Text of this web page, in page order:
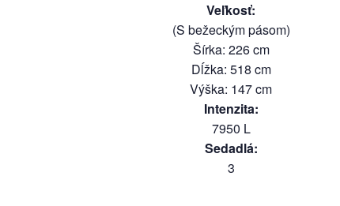
Veľkosť:
(S bežeckým pásom)
Šírka: 226cm
Dĺžka: 518 cm
Výška: 147cm
Intenzita:
7950 L
Sedadlá:
3